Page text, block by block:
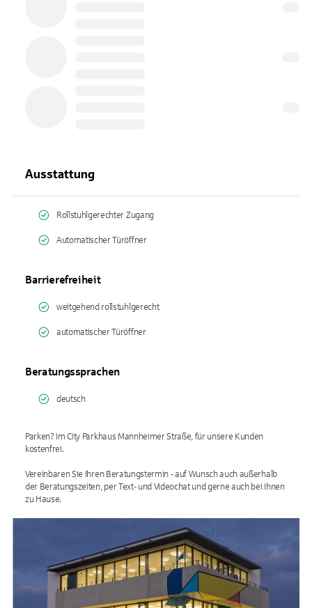
Ausstattung
Rollstuhlgerechter Zugang
Automatischer Türöffner
Barrierefreiheit
weitgehend rollstuhlgerecht
automatischer Türöffner
Beratungssprachen
deutsch
Parken? Im City Parkhaus Mannheimer Straße, für unsere Kunden
kostenfrei.
Vereinbaren Sie Ihren Beratungstermin - auf Wunsch auch außerhalb
der Beratungszeiten, per Text- und Videochat und gerne auch bei Ihnen